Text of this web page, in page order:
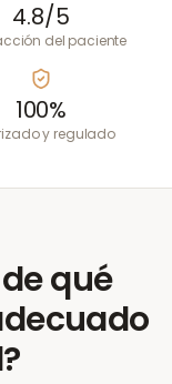
4.8/5
del paciente
100%
y regulado
qué